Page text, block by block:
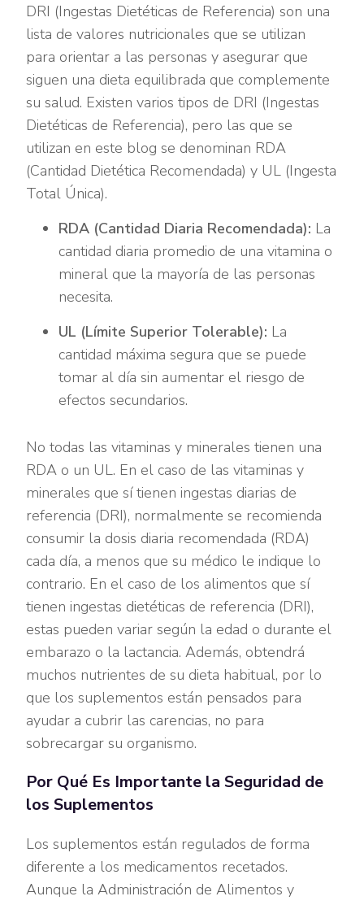
DRI (Ingestas Dietéticas de Referencia) son una
lista de valores nutricionales que se utilizan
para orientar a las personas y asegurar que
siguen una dieta equilibrada que complemente
su salud. Existen varios tipos de DRI (Ingestas
Dietéticas de Referencia), pero las que se
utilizan en este blog se denominan RDA
(Cantidad Dietética Recomendada) y UL (Ingesta
Total Única).
RDA (Cantidad Diaria Recomendada): La
cantidad diaria promedio de una vitamina o
mineral que la mayoría de las personas
necesita.
UL (Límite Superior Tolerable): La
cantidad máxima segura que se puede
tomar al día sin aumentar el riesgo de
efectos secundarios.
No todas las vitaminas y minerales tienen una
RDA o un UL. En el caso de las vitaminas y
minerales que sí tienen ingestas diarias de
referencia (DRI), normalmente se recomienda
consumir la dosis diaria recomendada (RDA)
cada día, a menos que su médico le indique lo
contrario. En el caso de los alimentos que sí
tienen ingestas dietéticas de referencia (DRI),
estas pueden variar según la edad o durante el
embarazo o la lactancia. Además, obtendrá
muchos nutrientes de su dieta habitual, por lo
que los suplementos están pensados para
ayudar a cubrir las carencias, no para
sobrecargar su organismo.
Por Qué Es Importante la Seguridad de
los Suplementos
Los suplementos están regulados de forma
diferente a los medicamentos recetados.
Aunque la Administración de Alimentos y